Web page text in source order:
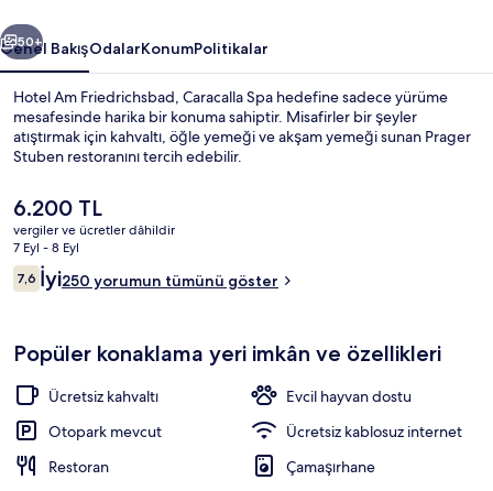
Dış mekân
Sonraki
50+
Genel BakışOdalarKonumPolitikalar
Hotel Am Friedrichsbad, Caracalla Spa hedefine sadece yürüme
mesafesinde harika bir konuma sahiptir. Misafirler bir şeyler
atıştırmak için kahvaltı, öğle yemeği ve akşam yemeği sunan Prager
Stuben restoranını tercih edebilir.
Şu
anki
fiyat
6.200 TL
6.200 TL
vergiler ve ücretler dâhildir
7 Eyl - 8 Eyl
Yorumlar
7,67,6/10
İyi250 yorumun tümünü göster
Popüler konaklama yeri imkân ve özellikleri
Ücretsiz kahvaltı
Evcil hayvan dostu
Otopark mevcut
Ücretsiz kablosuz internet
Restoran
Çamaşırhane